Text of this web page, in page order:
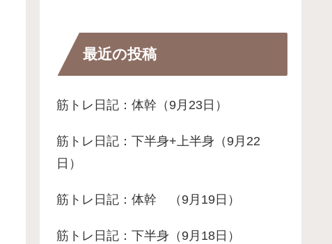
最近の投稿
筋トレ日記：体幹（9月23日）
筋トレ日記：下半身+上半身（9月22
日）
筋トレ日記：体幹 （9月19日）
筋トレ日記：下半身（9月18日）